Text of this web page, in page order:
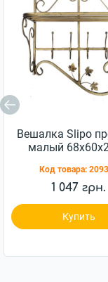
Вешалка Slipo
малый
Код товара:
1 047 грн.
Купить